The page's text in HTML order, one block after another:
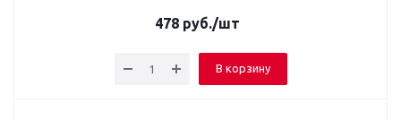
478 руб./шт
В корзину